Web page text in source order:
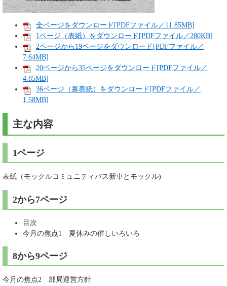
全ページをダウンロード[PDFファイル／11.85MB]
1ページ（表紙）をダウンロード[PDFファイル／280KB]
2ページから19ページをダウンロード[PDFファイル／
7.64MB]
20ページから35ページをダウンロード[PDFファイル／
4.85MB]
36ページ（裏表紙）をダウンロード[PDFファイル／
1.58MB]
主な内容
1ページ
表紙（モックルコミュニティバス新車とモックル)
2から7ページ
目次
今月の焦点1 夏休みの催しいろいろ
8から9ページ
今月の焦点2 部局運営方針